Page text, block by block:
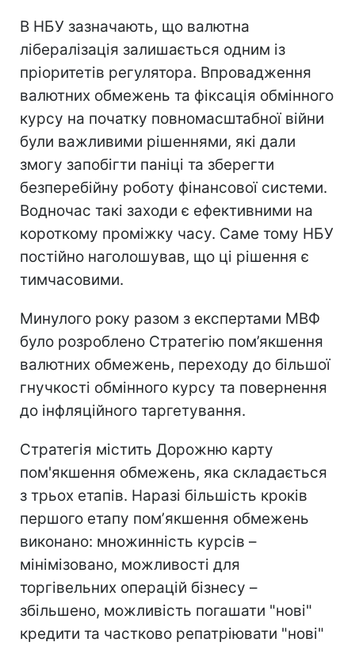
В НБУ зазначають, що валютна
лібералізація залишається одним із
пріоритетів регулятора. Впровадження
валютних обмежень та фіксація обмінного
курсу на початку повномасштабної війни
були важливими рішеннями, які дали
змогу запобігти паніці та зберегти
безперебійну роботу фінансової системи.
Водночас такі заходи є ефективними на
короткому проміжку часу. Саме тому НБУ
постійно наголошував, що ці рішення є
тимчасовими.
Минулого року разом з експертами МВФ
було розроблено Стратегію пом’якшення
валютних обмежень, переходу до більшої
гнучкості обмінного курсу та повернення
до інфляційного таргетування.
Стратегія містить Дорожню карту
пом'якшення обмежень, яка складається
з трьох етапів. Наразі більшість кроків
першого етапу помʼякшення обмежень
виконано: множинність курсів –
мінімізовано, можливості для
торгівельних операцій бізнесу –
збільшено, можливість погашати "нові"
кредити та частково репатріювати "нові"